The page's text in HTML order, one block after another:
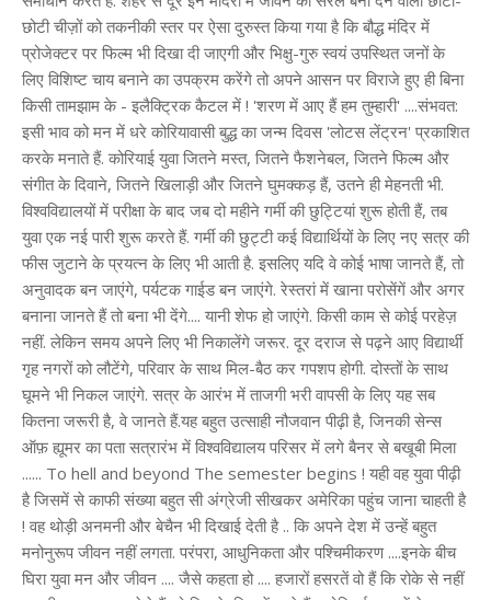
छोटी चीज़ों को तकनीकी स्तर पर ऐसा दुरुस्त किया गया है कि बौद्ध मंदिर में
प्रोजेक्टर पर फिल्म भी दिखा दी जाएगी और भिक्षु-गुरु स्वयं उपस्थित जनों के
लिए विशिष्ट चाय बनाने का उपक्रम करेंगे तो अपने आसन पर विराजे हुए ही बिना
किसी तामझाम के - इलैक्ट्रिक कैटल में ! 'शरण में आए हैं हम तुम्हारी' ....संभवत:
इसी भाव को मन में धरे कोरियावासी बुद्ध का जन्म दिवस 'लोटस लेंट्रन' प्रकाशित
करके मनाते हैं. कोरियाई युवा जितने मस्त, जितने फैशनेबल, जितने फिल्म और
संगीत के दिवाने, जितने खिलाड़ी और जितने घुमक्कड़ हैं, उतने ही मेहनती भी.
विश्वविद्यालयों में परीक्षा के बाद जब दो महीने गर्मी की छुट्टियां शुरू होती हैं, तब
युवा एक नई पारी शुरू करते हैं. गर्मी की छुट्टी कई विद्यार्थियों के लिए नए सत्र की
फीस जुटाने के प्रयत्न के लिए भी आती है. इसलिए यदि वे कोई भाषा जानते हैं, तो
अनुवादक बन जाएंगे, पर्यटक गाईड बन जाएंगे. रेस्तरां में खाना परोसेंगें और अगर
बनाना जानते हैं तो बना भी देंगे.... यानी शेफ हो जाएंगे. किसी काम से कोई परहेज़
नहीं. लेकिन समय अपने लिए भी निकालेंगे जरूर. दूर दराज से पढ़ने आए विद्यार्थी
गृह नगरों को लौटेंगे, परिवार के साथ मिल-बैठ कर गपशप होगी. दोस्तों के साथ
घूमने भी निकल जाएंगे. सत्र के आरंभ में ताजगी भरी वापसी के लिए यह सब
कितना जरूरी है, वे जानते हैं.यह बहुत उत्साही नौजवान पीढ़ी है, जिनकी सेन्स
ऑफ़ ह्यूमर का पता सत्रारंभ में विश्वविद्यालय परिसर में लगे बैनर से बखूबी मिला
...... To hell and beyond The semester begins ! यही वह युवा पीढ़ी
है जिसमें से काफी संख्या बहुत सी अंग्रेजी सीखकर अमेरिका पहुंच जाना चाहती है
! वह थोड़ी अनमनी और बेचैन भी दिखाई देती है .. कि अपने देश में उन्हें बहुत
मनोनुरूप जीवन नहीं लगता. परंपरा, आधुनिकता और पश्चिमीकरण ....इनके बीच
घिरा युवा मन और जीवन .... जैसे कहता हो .... हजारों हसरतें वो हैं कि रोके से नहीं